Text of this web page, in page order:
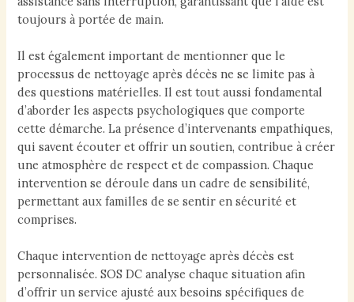
toujours à portée de main.
Il est également important de mentionner que le
processus de nettoyage après décès ne se limite pas à
des questions matérielles. Il est tout aussi fondamental
d’aborder les aspects psychologiques que comporte
cette démarche. La présence d’intervenants empathiques,
qui savent écouter et offrir un soutien, contribue à créer
une atmosphère de respect et de compassion. Chaque
intervention se déroule dans un cadre de sensibilité,
permettant aux familles de se sentir en sécurité et
comprises.
Chaque intervention de nettoyage après décès est
personnalisée. SOS DC analyse chaque situation afin
d’offrir un service ajusté aux besoins spécifiques de